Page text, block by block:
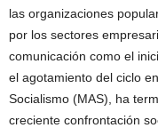
las organizaciones
por los sectores
comunicación como el
el agotamiento del ciclo
Socialismo (MAS), ha
creciente confrontación